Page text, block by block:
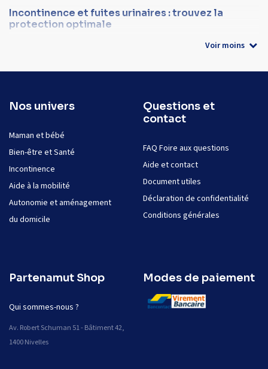
Incontinence et fuites urinaires : trouvez la
protection optimale
Voir moins
Nos univers
Maman et bébé
Bien-être et Santé
Incontinence
Aide à la mobilité
Autonomie et aménagement
du domicile
Questions et
contact
FAQ Foire aux questions
Aide et contact
Document utiles
Déclaration de confidentialité
Conditions générales
Partenamut Shop
Qui sommes-nous ?
Av. Robert Schuman 51 - Bâtiment 42,
1400 Nivelles
Modes de paiement